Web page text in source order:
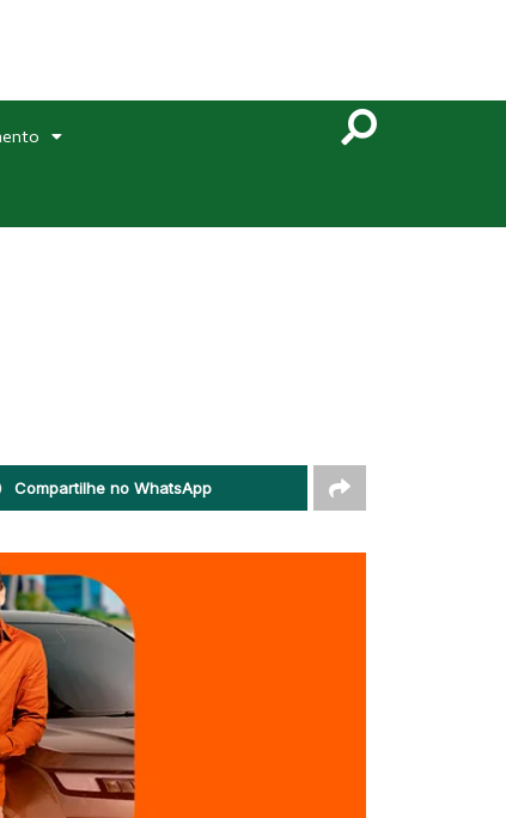
Compartilhe no WhatsApp